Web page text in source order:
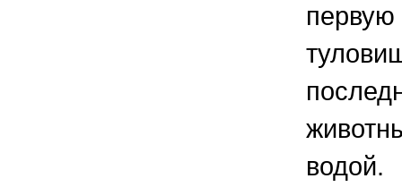
первую
водой.